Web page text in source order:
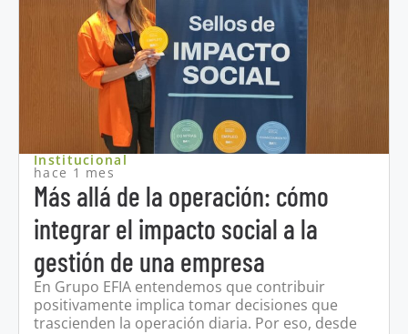
Institucional
hace 1 mes
Más allá de la operación: cómo
integrar el impacto social a la
gestión de una empresa
En Grupo EFIA entendemos que contribuir
positivamente implica tomar decisiones que
trascienden la operación diaria. Por eso, desde